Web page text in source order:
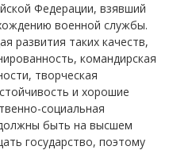
Федерации, взявший
военной службы.
развития таких качеств,
командирская
творческая
и хорошие
социальная
быть на высшем
государство, поэтому